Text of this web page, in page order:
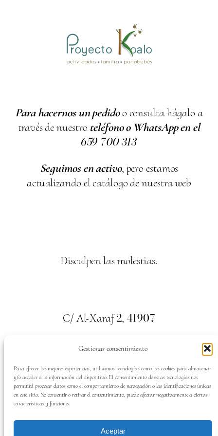
Gestionar consentimiento
Para ofrecer las mejores experiencias, utilizamos tecnologías como las cookies para almacenar
y/o acceder a la información del dispositivo. El consentimiento de estas tecnologías nos
permitirá procesar datos como el comportamiento de navegación o las identificaciones únicas
en este sitio. No consentir o retirar el consentimiento, puede afectar negativamente a ciertas
características y funciones.
Aceptar
Para hacernos un pedidoo consulta hágalo a
través de nuestro teléfono o WhatsApp en el
659 700313
Seguimos en activo, pero estamos
actualizando el catálogo de nuestra web
Disculpen las molestias.
C/ Al-Xaraf2, 41907
Valencina de la Concepción. Sevilla
Tel:659700313
SÍGUENOS EN: